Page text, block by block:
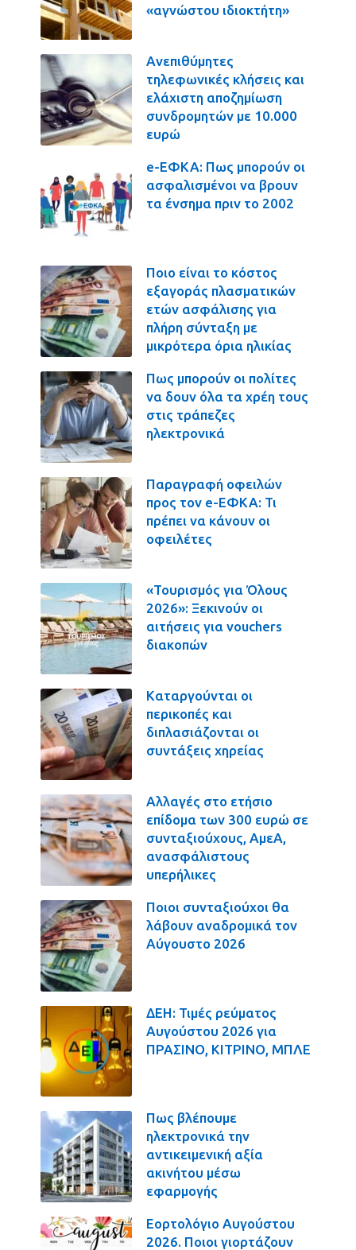
«αγνώστου ιδιοκτήτη»
Ανεπιθύμητες
τηλεφωνικές κλήσεις και
ελάχιστη αποζημίωση
συνδρομητών με 10.000
ευρώ
e-ΕΦΚΑ: Πως μπορούν οι
ασφαλισμένοι να βρουν
τα ένσημα πριν το 2002
Ποιο είναι το κόστος
εξαγοράς πλασματικών
ετών ασφάλισης για
πλήρη σύνταξη με
μικρότερα όρια ηλικίας
Πως μπορούν οι πολίτες
να δουν όλα τα χρέη τους
στις τράπεζες
ηλεκτρονικά
Παραγραφή οφειλών
προς τον e-ΕΦΚΑ: Τι
πρέπει να κάνουν οι
οφειλέτες
«Τουρισμός για Όλους
2026»: Ξεκινούν οι
αιτήσεις για vouchers
διακοπών
Καταργούνται οι
περικοπές και
διπλασιάζονται οι
συντάξεις χηρείας
Αλλαγές στο ετήσιο
επίδομα των 300 ευρώ σε
συνταξιούχους, ΑμεΑ,
ανασφάλιστους
υπερήλικες
Ποιοι συνταξιούχοι θα
λάβουν αναδρομικά τον
Αύγουστο 2026
ΔΕΗ: Τιμές ρεύματος
Αυγούστου 2026 για
ΠΡΑΣΙΝΟ, ΚΙΤΡΙΝΟ, ΜΠΛΕ
Πως βλέπουμε
ηλεκτρονικά την
αντικειμενική αξία
ακινήτου μέσω
εφαρμογής
Εορτολόγιο Αυγούστου
2026. Ποιοι γιορτάζουν